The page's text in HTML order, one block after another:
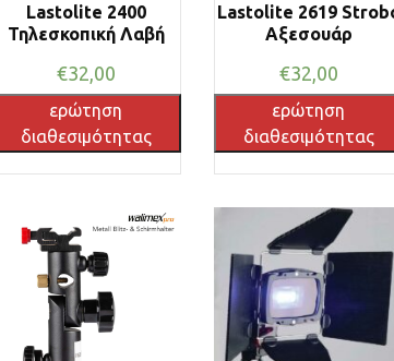
Lastolite 2400
Τηλεσκοπική Λαβή
€32,00
ερώτηση
διαθεσιμότητας
Lastolite 2619
Αξεσουάρ
€32,00
ερώτηση
διαθεσιμότητας